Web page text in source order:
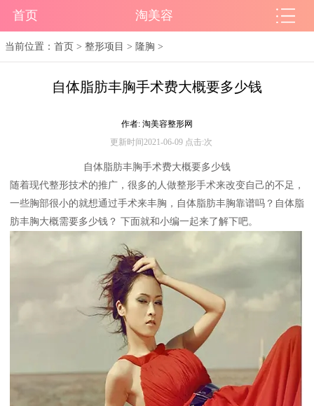
首页 淘美容
当前位置：首页 >整形项目 > 隆胸 >
自体脂肪丰胸手术费大概要多少钱
作者: 淘美容整形网
更新时间2021-06-09 点击:次
自体脂肪丰胸手术费大概要多少钱
随着现代整形技术的推广，很多的人做整形手术来改变自己的不足，
一些胸部很小的就想通过手术来丰胸，自体脂肪丰胸靠谱吗？自体脂
肪丰胸大概需要多少钱？ 下面就和小编一起来了解下吧。